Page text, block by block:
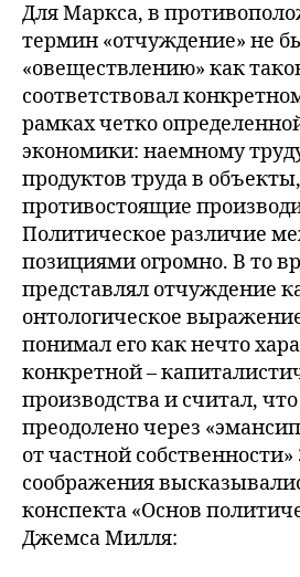
Для Маркса, в
термин «отчуждение» не
«овеществлению» как
соответствовал
рамках четко
экономики: наемному
продуктов труда в объекты,
противостоящие
Политическое различие
позициями огромно. В то
представлял отчуждение
онтологическое
понимал его как нечто
конкретной –
производства и считал,
преодолено через
от частной
соображения
конспекта «Основ
Джемса Милля: